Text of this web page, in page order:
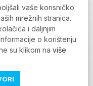
vaše korisničko
mrežnih stranica.
i daljnjim
o korištenju
su klikom na više